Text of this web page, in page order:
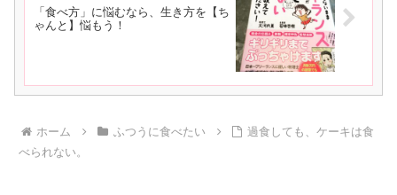
「食べ方」に悩むなら、生き方を【ち
ゃんと】悩もう！
ホーム ふつうに食べたい
過食しても、ケーキは食
べられない。